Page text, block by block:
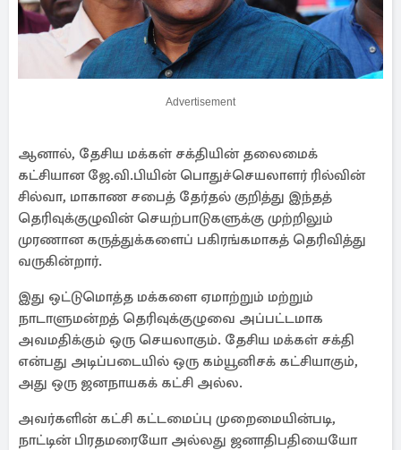
Advertisement
ஆனால், தேசிய மக்கள் சக்தியின் தலைமைக்
கட்சியான ஜே.வி.பியின் பொதுச்செயலாளர் ரில்வின்
சில்வா, மாகாண சபைத் தேர்தல் குறித்து இந்தத்
தெரிவுக்குழுவின் செயற்பாடுகளுக்கு முற்றிலும்
முரணான கருத்துக்களைப் பகிரங்கமாகத் தெரிவித்து
வருகின்றார்.
இது ஒட்டுமொத்த மக்களை ஏமாற்றும் மற்றும்
நாடாளுமன்றத் தெரிவுக்குழுவை அப்பட்டமாக
அவமதிக்கும் ஒரு செயலாகும். தேசிய மக்கள் சக்தி
என்பது அடிப்படையில் ஒரு கம்யூனிசக் கட்சியாகும்,
அது ஒரு ஜனநாயகக் கட்சி அல்ல.
அவர்களின் கட்சி கட்டமைப்பு முறைமையின்படி,
நாட்டின் பிரதமரையோ அல்லது ஜனாதிபதியையோ